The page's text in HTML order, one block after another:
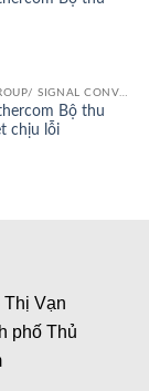
Bộ thu
chịu lỗi
Vạn
phố Thủ